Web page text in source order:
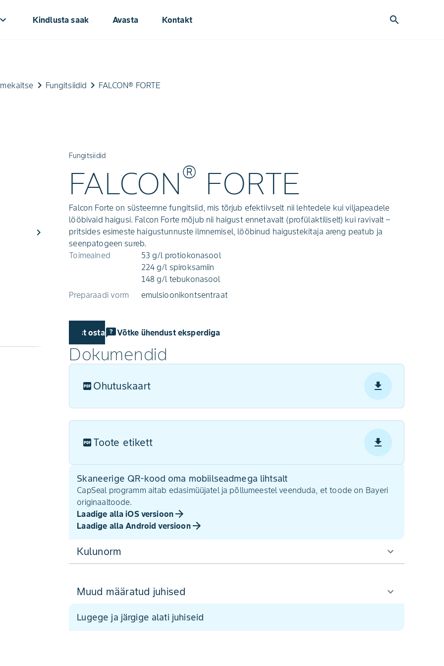
keyboard_arrow_down Kindlusta saak Avasta Kontakt search
keyboard_arrow_right Fungitsiidid keyboard_arrow_right FALCON® FORTE
chevron_right
Fungitsiidid
FALCON® FORTE
Falcon Forte on süsteemne fungitsiid, mis tõrjub efektiivselt nii lehtedele kui viljapeadele
lööbivaid haigusi. Falcon Forte mõjub nii haigust ennetavalt (profülaktiliselt) kui ravivalt –
pritsides esimeste haigustunnuste ilmnemisel, lööbinud haigustekitaja areng peatub ja
seenpatogeen sureb.
Toimeained
53 g/l protiokonasool
224 g/l spiroksamiin
148 g/l tebukonasool
Preparaadi vorm
emulsioonikontsentraat
Kust osta Võtke ühendust eksperdiga
Dokumendid
Ohutuskaart
Toote etikett
Skaneerige QR-kood oma mobiilseadmega lihtsalt
CapSeal programm aitab edasimüüjatel ja põllumeestel veenduda, et toode on Bayeri
originaaltoode.
Laadige alla iOS versioon
Laadige alla Android versioon
Kulunorm
Muud määratud juhised
Lugege ja järgige alati juhiseid